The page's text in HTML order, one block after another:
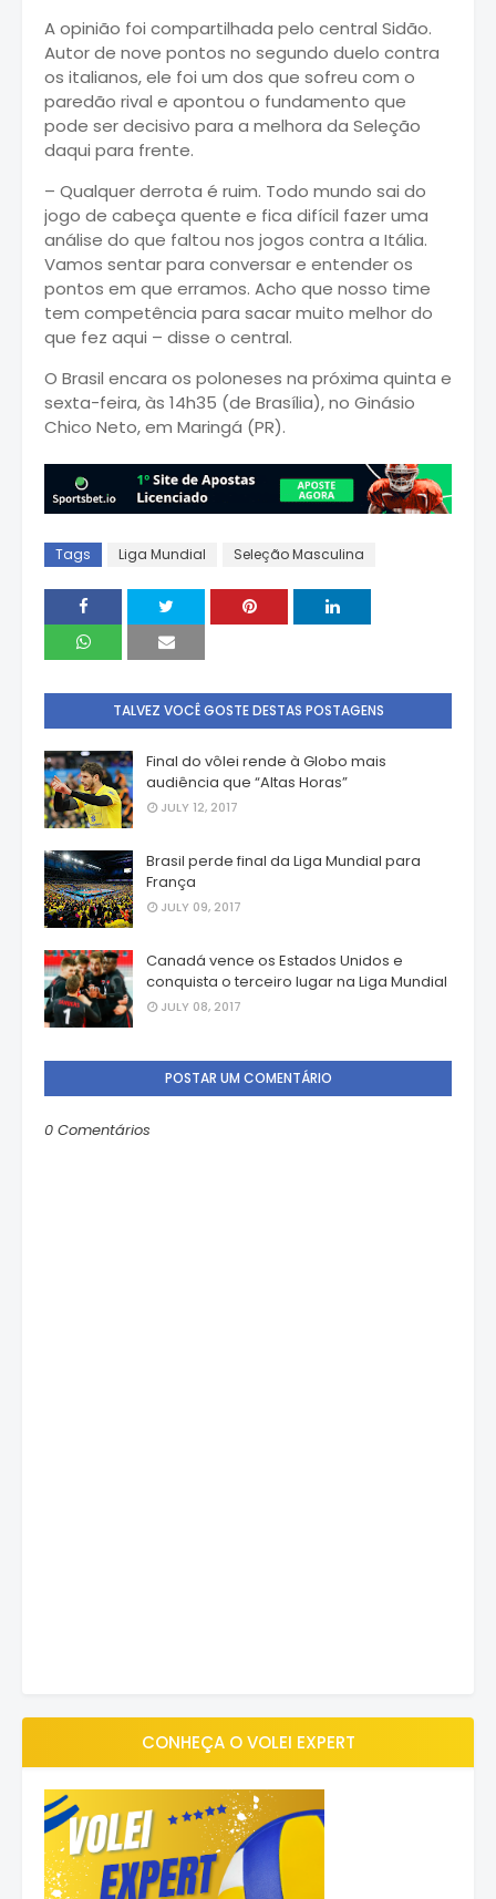
A opinião foi compartilhada pelo central Sidão.
Autor de nove pontos no segundo duelo contra
os italianos, ele foi um dos que sofreu com o
paredão rival e apontou o fundamento que
pode ser decisivo para a melhora da Seleção
daqui para frente.
– Qualquer derrota é ruim. Todo mundo sai do
jogo de cabeça quente e fica difícil fazer uma
análise do que faltou nos jogos contra a Itália.
Vamos sentar para conversar e entender os
pontos em que erramos. Acho que nosso time
tem competência para sacar muito melhor do
que fez aqui – disse o central.
O Brasil encara os poloneses na próxima quinta e
sexta-feira, às 14h35 (de Brasília), no Ginásio
Chico Neto, em Maringá (PR).
Tags Liga Mundial Seleção Masculina
TALVEZ VOCÊ GOSTE DESTAS POSTAGENS
Final do vôlei rende à Globo mais
audiência que “Altas Horas”
JULY 12, 2017
Brasil perde final da Liga Mundial para
França
JULY 09, 2017
Canadá vence os Estados Unidos e
conquista o terceiro lugar na Liga Mundial
JULY 08, 2017
POSTAR UM COMENTÁRIO
0 Comentários
CONHEÇA O VOLEI EXPERT